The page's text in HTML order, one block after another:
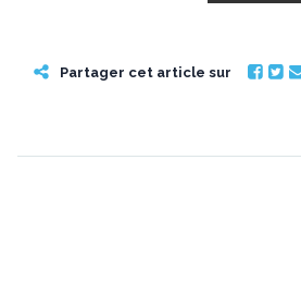
Partager cet article sur